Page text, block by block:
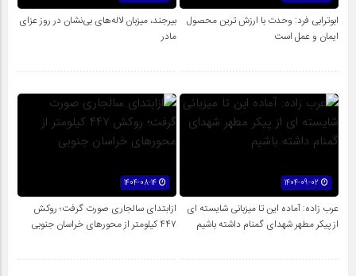
ابوترابی فرد: وحدت با ارزش ترین محصول
ایمان و عمل است
بیرجند، میزبان لاله‌های بی‌نشان در روز عزای
مادر
1404-09-02
عرب زاده: آماده این تا میزبانی شایسته ای
از پیکر مطهر شهدای گمنام داشته باشیم
ازابتدای سالجاری صورت گرفت؛ روکش
۴۴۷ کیلومتر از محورهای خراسان جنوبی